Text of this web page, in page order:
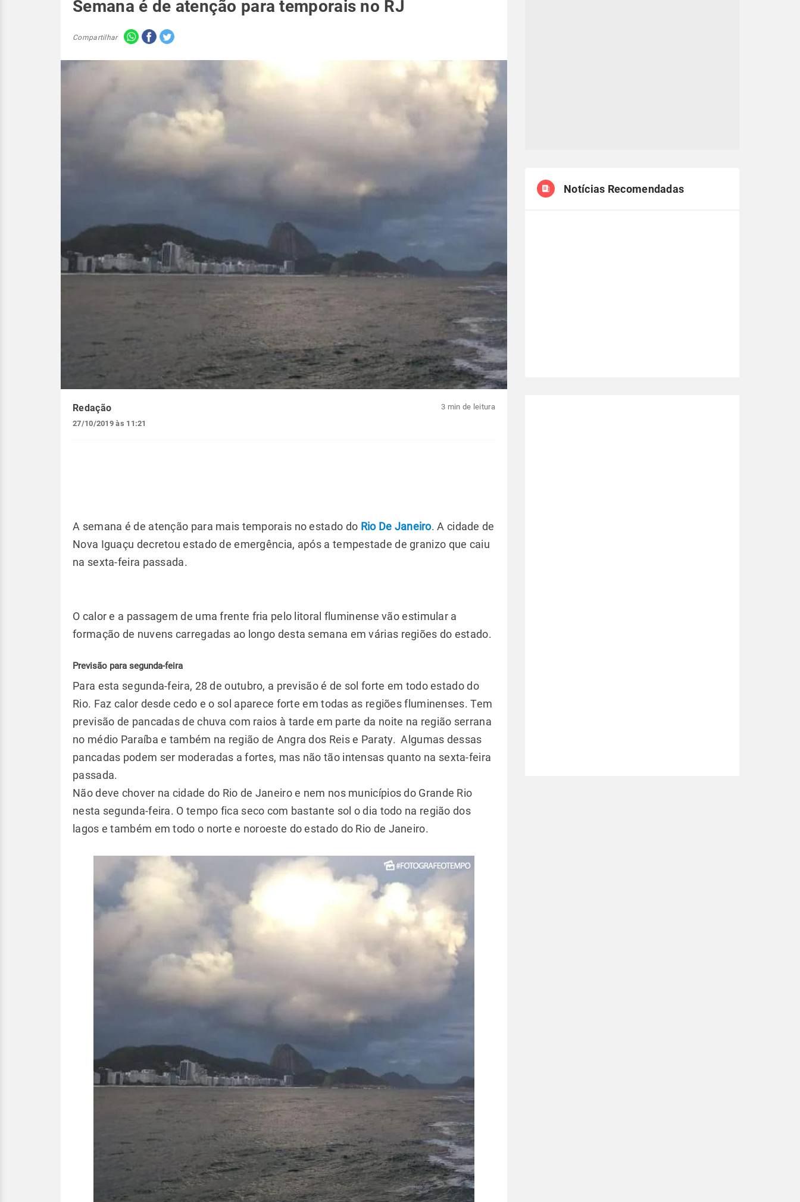
Semana é de atenção para temporais no RJ
Compartilhar
Redação
27/10/2019 às 11:21
3 min de leitura
A semana é de atenção para mais temporais no estado do Rio De Janeiro. A cidade de
Nova Iguaçu decretou estado de emergência, após a tempestade de granizo que caiu
na sexta-feira passada.
O calor e a passagem de uma frente fria pelo litoral fluminense vão estimular a
formação de nuvens carregadas ao longo desta semana em várias regiões do estado.
Previsão para segunda-feira
Para esta segunda-feira, 28 de outubro, a previsão é de sol forte em todo estado do
Rio. Faz calor desde cedo e o sol aparece forte em todas as regiões fluminenses. Tem
previsão de pancadas de chuva com raios à tarde em parte da noite na região serrana
no médio Paraíba e também na região de Angra dos Reis e Paraty. Algumas dessas
pancadas podem ser moderadas a fortes, mas não tão intensas quanto na sexta-feira
passada.
Não deve chover na cidade do Rio de Janeiro e nem nos municípios do Grande Rio
nesta segunda-feira. O tempo fica seco com bastante sol o dia todo na região dos
lagos e também em todo o norte e noroeste do estado do Rio de Janeiro.
Notícias Recomendadas